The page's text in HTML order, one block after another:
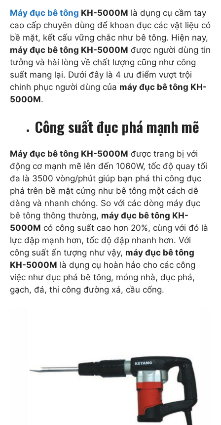
Máy đục bê tông KH-5000M là dụng cụ cầm tay
cao cấp chuyên dùng để khoan đục các vật liệu có
bề mặt, kết cấu vững chắc như bê tông. Hiện nay,
máy đục bê tông KH-5000M được người dùng tin
tưởng và hài lòng về chất lượng cũng như công
suất mang lại. Dưới đây là 4 ưu điểm vượt trội
chinh phục người dùng của máy đục bê tông KH-
5000M.
Công suất đục phá mạnh mẽ
Máy đục bê tông KH-5000M được trang bị với
động cơ mạnh mẽ lên đến 1060W, tốc độ quay tối
đa là 3500 vòng/phút giúp bạn phá thi công đục
phá trên bề mặt cứng như bê tông một cách dễ
dàng và nhanh chóng. So với các dòng máy đục
bê tông thông thường, máy đục bê tông KH-
5000M có công suất cao hơn 20%, cùng với đó là
lực đập mạnh hơn, tốc độ đập nhanh hơn. Với
công suất ấn tượng như vậy, máy đục bê tông
KH-5000M là dụng cụ hoàn hảo cho các công
việc như đục phá bê tông, móng nhà, đục phá,
gạch, đá, thi công đường xá, cầu cống.